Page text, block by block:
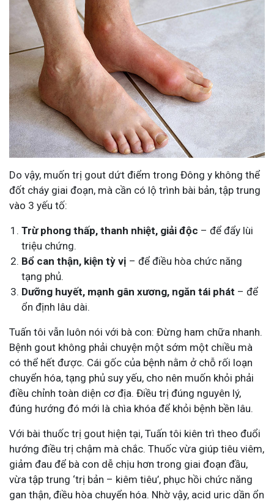
Do vậy, muốn trị gout dứt điểm trong Đông y không thể
đốt cháy giai đoạn, mà cần có lộ trình bài bản, tập trung
vào 3 yếu tố:
Trừ phong thấp, thanh nhiệt, giải độc – để đẩy lùi
triệu chứng.
Bổ can thận, kiện tỳ vị – để điều hòa chức năng
tạng phủ.
Dưỡng huyết, mạnh gân xương, ngăn tái phát – để
ổn định lâu dài.
Tuấn tôi vẫn luôn nói với bà con: Đừng ham chữa nhanh.
Bệnh gout không phải chuyện một sớm một chiều mà
có thể hết được. Cái gốc của bệnh nằm ở chỗ rối loạn
chuyển hóa, tạng phủ suy yếu, cho nên muốn khỏi phải
điều chỉnh toàn diện cơ địa. Điều trị đúng nguyên lý,
đúng hướng đó mới là chìa khóa để khỏi bệnh bền lâu.
Với bài thuốc trị gout hiện tại, Tuấn tôi kiên trì theo đuổi
hướng điều trị chậm mà chắc. Thuốc vừa giúp tiêu viêm,
giảm đau để bà con dễ chịu hơn trong giai đoạn đầu,
vừa tập trung ‘trị bản – kiêm tiêu’, phục hồi chức năng
gan thận, điều hòa chuyển hóa. Nhờ vậy, acid uric dần ổn